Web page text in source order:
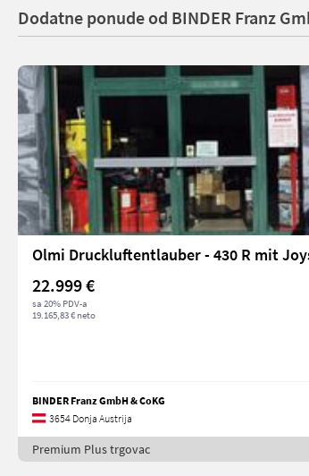
Dodatne ponude od BINDER Franz
Olmi Druckluftentlauber - 430 R mit
22.999 €
sa 20% PDV-a
19.165,83 € neto
BINDER Franz GmbH & CoKG
3654 Donja Austrija
Premium Plus trgovac